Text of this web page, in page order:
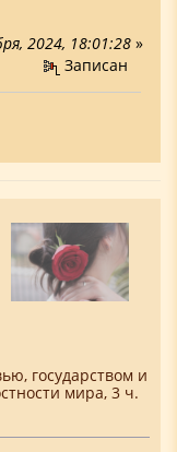
2024, 18:01:28 »
Записан
государством и
мира, 3 ч.